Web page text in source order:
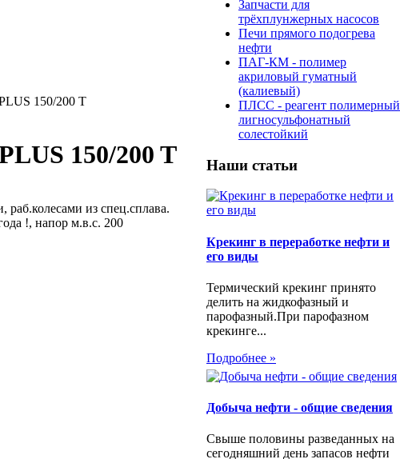
150/200 T
150/200 T
из спец.сплава.
!, напор м.в.с. 200
Запчасти для
трёхплунжерных насосов
Печи прямого подогрева
нефти
ПАГ-КМ - полимер
акриловый гуматный
(калиевый)
ПЛСС - реагент полимерный
лигносульфонатный
солестойкий
Наши статьи
Крекинг в переработке нефти и
его виды
Термический крекинг принято
делить на жидкофазный и
парофазный.При парофазном
крекинге...
Подробнее »
Добыча нефти - общие сведения
Свыше половины разведанных на
сегодняшний день запасов нефти